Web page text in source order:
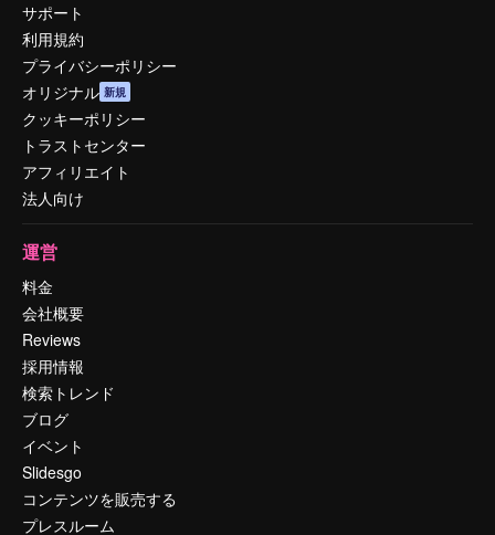
サポート
利用規約
プライバシーポリシー
オリジナル 新規
クッキーポリシー
トラストセンター
アフィリエイト
法人向け
運営
料金
会社概要
Reviews
採用情報
検索トレンド
ブログ
イベント
Slidesgo
コンテンツを販売する
プレスルーム